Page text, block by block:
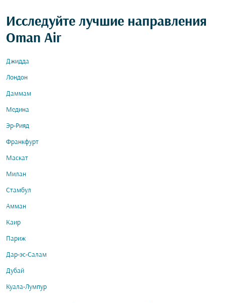
Исследуйте лучшие направления
Oman Air
Джидда
Лондон
Даммам
Медина
Эр-Рияд
Франкфурт
Маскат
Милан
Стамбул
Амман
Каир
Париж
Дар-эс-Салам
Дубай
Куала-Лумпур